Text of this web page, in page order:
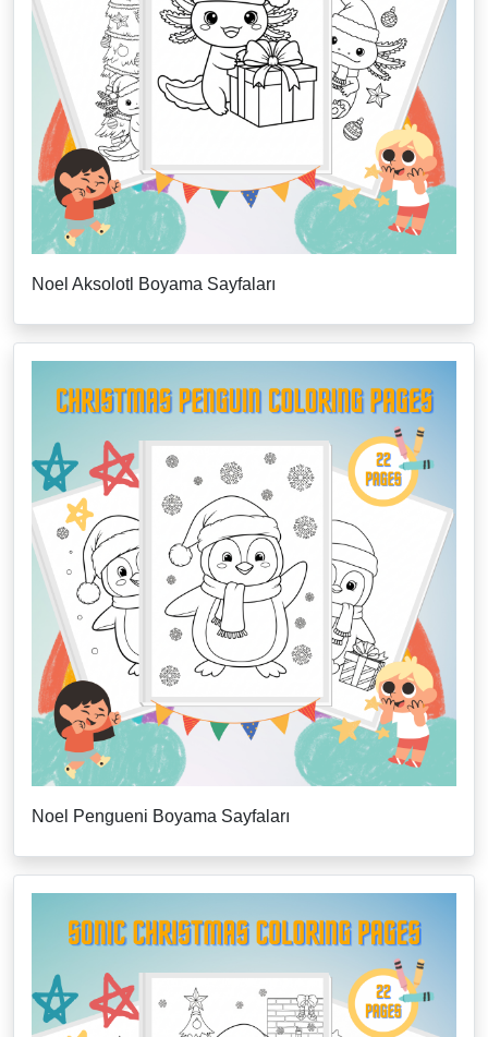
Noel Aksolotl Boyama Sayfaları
Noel Pengueni Boyama Sayfaları